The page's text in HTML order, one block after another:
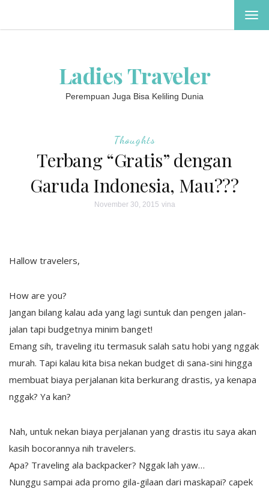
Ladies Traveler
Perempuan Juga Bisa Keliling Dunia
Thoughts
Terbang “Gratis” dengan
Garuda Indonesia, Mau???
November 30, 2015 vina
Hallow travelers,
How are you?
Jangan bilang kalau ada yang lagi suntuk dan pengen jalan-
jalan tapi budgetnya minim banget!
Emang sih, traveling itu termasuk salah satu hobi yang nggak
murah. Tapi kalau kita bisa nekan budget di sana-sini hingga
membuat biaya perjalanan kita berkurang drastis, ya kenapa
nggak? Ya kan?
Nah, untuk nekan biaya perjalanan yang drastis itu saya akan
kasih bocorannya nih travelers.
Apa? Traveling ala backpacker? Nggak lah yaw…
Nunggu sampai ada promo gila-gilaan dari maskapai? capek